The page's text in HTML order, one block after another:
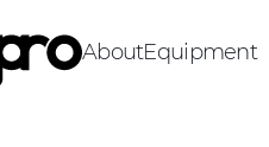
AboutEquipment